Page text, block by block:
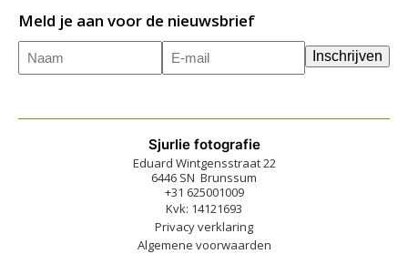
Meld je aan voor de nieuwsbrief
Naam
E-
mailadres(Vereist)
Inschrijven
Sjurlie fotografie
Eduard Wintgensstraat 22
6446 SN Brunssum
+31 625001009
Kvk: 14121693
Privacy verklaring
Algemene voorwaarden